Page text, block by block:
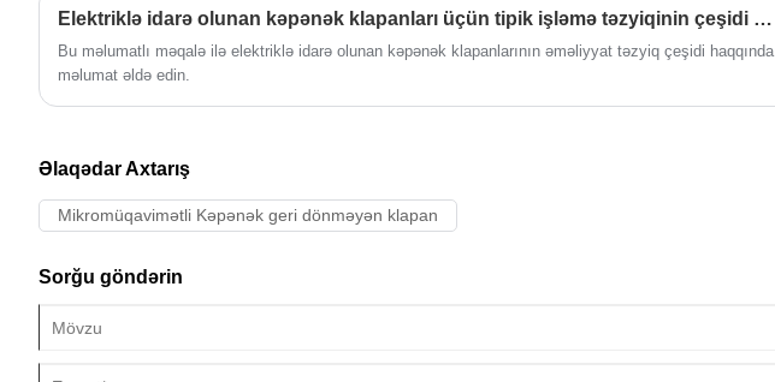
neçə əsas nöqtə haqqında danışaq!
Elektriklə idarə olunan kəpənək klapanları üçün tipik işləmə təzyiqinin çeşidi nədir?
Bu məlumatlı məqalə ilə elektriklə idarə olunan kəpənək klapanlarının əməliyyat təzyiq çeşidi haqqında
məlumat əldə edin.
Əlaqədar Axtarış
Mikromüqavimətli Kəpənək geri dönməyən klapan
Sorğu göndərin